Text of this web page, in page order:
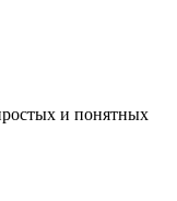
и понятных